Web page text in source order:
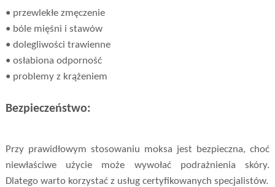
• przewlekłe zmęczenie
• bóle mięśni i stawów
• dolegliwości trawienne
• osłabiona odporność
• problemy z krążeniem
Bezpieczeństwo:
Przy prawidłowym stosowaniu moksa jest bezpieczna, choć
niewłaściwe użycie może wywołać podrażnienia skóry.
Dlatego warto korzystać z usług certyfikowanych specjalistów.